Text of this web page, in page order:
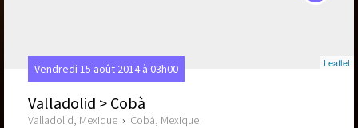
Leaflet
Vendredi 15 août 2014 à 03h00
Valladolid > Cobà
Valladolid, Mexique › Cobá, Mexique